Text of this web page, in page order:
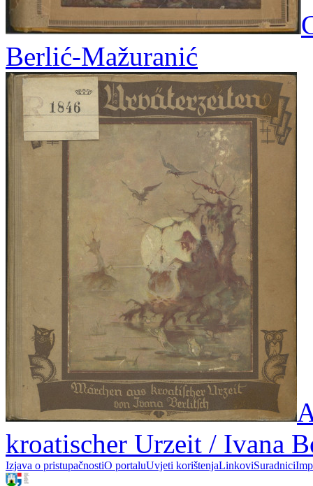
Berlić-Mažuranić
kroatischer Urzeit / Ivana
Izjava o pristupačnostiO portaluUvjeti korištenjaLinkoviSuradnici